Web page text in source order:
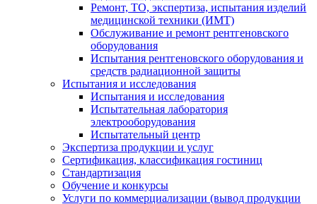
Ремонт, ТО, экспертиза, испытания изделий
медицинской техники (ИМТ)
Обслуживание и ремонт рентгеновского
оборудования
Испытания рентгеновского оборудования и
средств радиационной защиты
Испытания и исследования
Испытания и исследования
Испытательная лаборатория
электрооборудования
Испытательный центр
Экспертиза продукции и услуг
Сертификация, классификация гостиниц
Стандартизация
Обучение и конкурсы
Услуги по коммерциализации (вывод продукции